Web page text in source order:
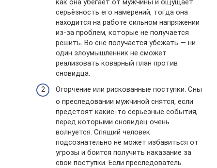
серьёзность его намерений, тогда она
находится на работе сильном напряжении
из-за проблем, которые не получается
решить. Во сне получается убежать — ни
один злоумышленник не сможет
реализовать коварный план против
сновидца.
Огорчение или рискованные поступки. Сны
о преследовании мужчиной снятся, если
предстоят какие-то серьёзные события,
перед которыми сновидец очень
волнуется. Спящий человек
подсознательно не может избавиться от
угрозы и боится получить наказание за
свои поступки. Если преследователь